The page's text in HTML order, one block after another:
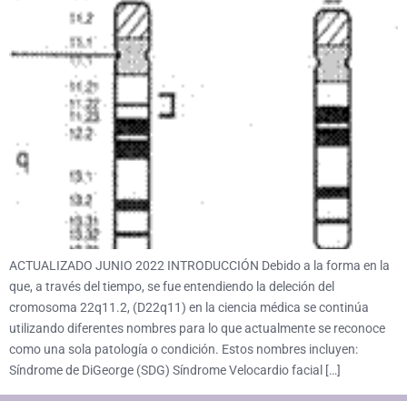
ACTUALIZADO JUNIO 2022 INTRODUCCIÓN Debido a la forma en la
que, a través del tiempo, se fue entendiendo la deleción del
cromosoma 22q11.2, (D22q11) en la ciencia médica se continúa
utilizando diferentes nombres para lo que actualmente se reconoce
como una sola patología o condición. Estos nombres incluyen:
Síndrome de DiGeorge (SDG) Síndrome Velocardio facial […]